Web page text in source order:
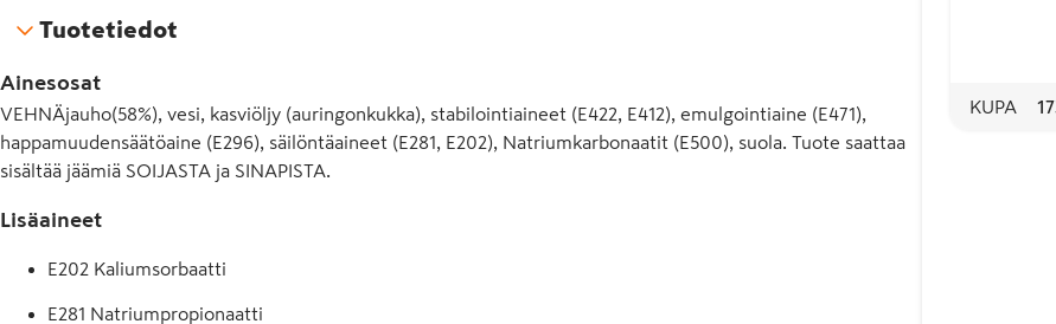
Tuotetiedot
Ainesosat
VEHNÄjauho(58%), vesi, kasviöljy (auringonkukka), stabilointiaineet (E422, E412), emulgointiaine (E471),
happamuudensäätöaine (E296), säilöntäaineet (E281, E202), Natriumkarbonaatit (E500), suola. Tuote saattaa
sisältää jäämiä SOIJASTA ja SINAPISTA.
Lisäaineet
E202 Kaliumsorbaatti
E281 Natriumpropionaatti
KUPA